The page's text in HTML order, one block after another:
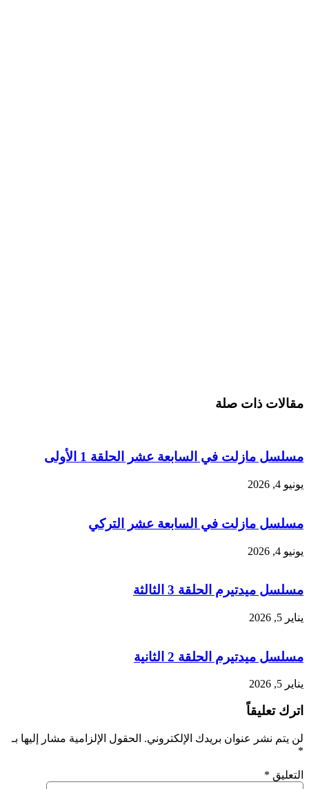
مقالات ذات صلة
مسلسل مازلت في السابعة عشر الحلقة 1 الأولى
يونيو 4, 2026
مسلسل مازلت في السابعة عشر التركي
يونيو 4, 2026
مسلسل ميدتيرم الحلقة 3 الثالثة
يناير 5, 2026
مسلسل ميدتيرم الحلقة 2 الثانية
يناير 5, 2026
اترك تعليقاً
لن يتم نشر عنوان بريدك الإلكتروني. الحقول الإلزامية مشار إليها بـ
*
التعليق *